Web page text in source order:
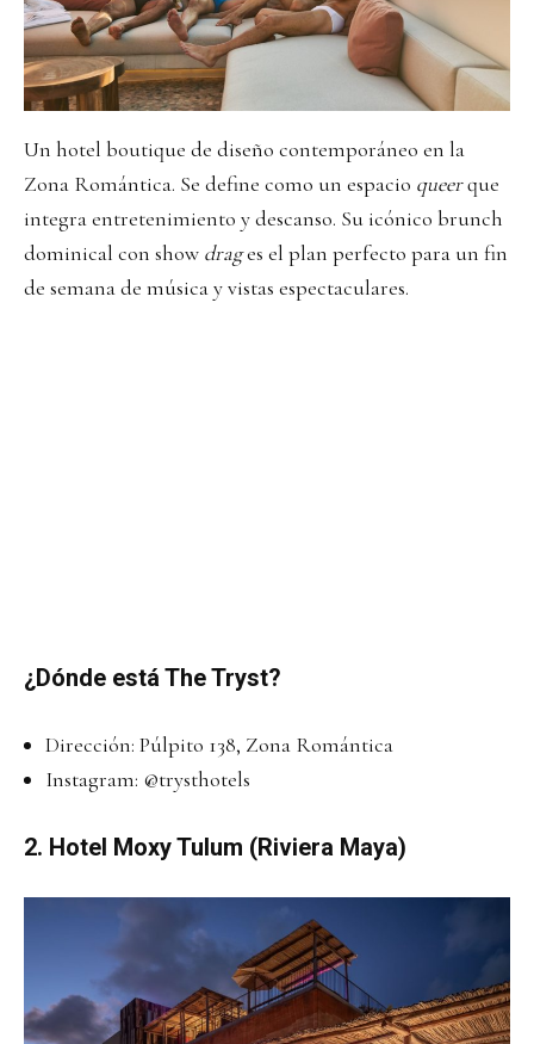
Un hotel boutique de diseño contemporáneo en la
Zona Romántica. Se define como un espacio queerque
integra entretenimiento y descanso. Su icónico brunch
dominical con show drages el plan perfecto para un fin
de semana de música y vistas espectaculares.
¿Dónde está The Tryst?
Dirección: Púlpito 138, Zona Romántica
Instagram: @trysthotels
2. Hotel Moxy Tulum (Riviera Maya)